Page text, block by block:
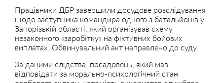
Працівники ДБР завершили досудове розслідування
щодо заступника командира одного з батальйонів у
Запорізькій області, який організував схему
незаконного «заробітку» на фіктивних бойових
виплатах. Обвинувальний акт направлено до суду.
За даними слідства, посадовець, який мав
відповідати за морально-психологічний стан